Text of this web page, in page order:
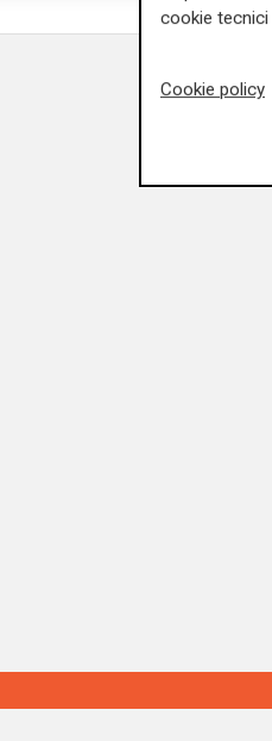
cookie tecnici
Cookie policy